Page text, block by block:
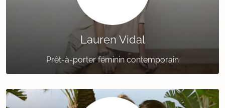
Lauren Vidal
Prêt-à-porter féminin contemporain